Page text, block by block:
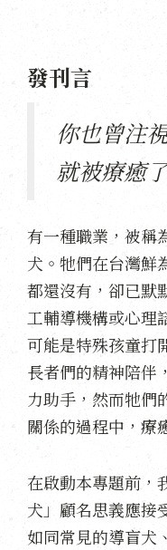
發刊言
你也曾注
就被療癒
有一種職業，被稱
犬。牠們在台灣鮮
都還沒有，卻已默
工輔導機構或心理
可能是特殊孩童打
長者們的精神陪伴
力助手，然而牠們
關係的過程中，療
在啟動本專題前，
犬」顧名思義應接
如同常見的導盲犬